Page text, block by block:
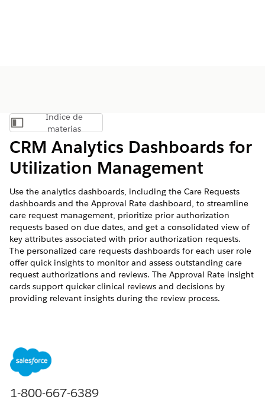
Mostrar índice de materias
Índice de
materias
CRM Analytics Dashboards for
Utilization Management
Use the analytics dashboards, including the Care Requests
dashboards and the Approval Rate dashboard, to streamline
care request management, prioritize prior authorization
requests based on due dates, and get a consolidated view of
key attributes associated with prior authorization requests.
The personalized care requests dashboards for each user role
offer quick insights to monitor and assess outstanding care
request authorizations and reviews. The Approval Rate insight
cards support quicker clinical reviews and decisions by
providing relevant insights during the review process.
1-800-667-6389